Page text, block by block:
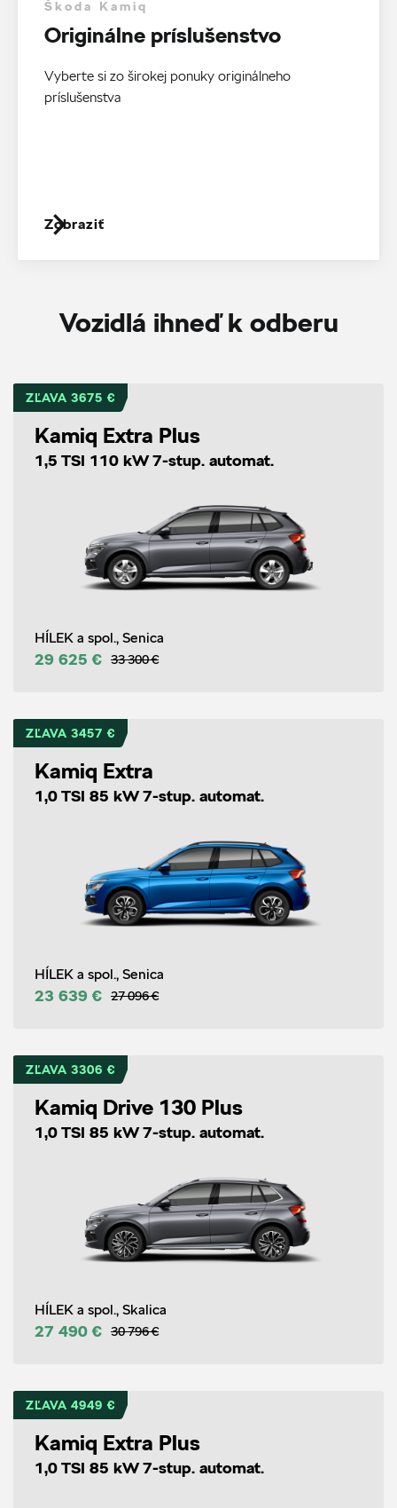
Škoda Kamiq
Originálne príslušenstvo
Vyberte si zo širokej ponuky originálneho
príslušenstva
Zobraziť
Vozidlá ihneď k odberu
ZĽAVA 3675 €
Kamiq Extra Plus
1,5 TSI 110 kW 7-stup. automat.
HÍLEK a spol., Senica
29 625 € 33 300 €
ZĽAVA 3457 €
Kamiq Extra
1,0 TSI 85 kW 7-stup. automat.
HÍLEK a spol., Senica
23 639 € 27 096 €
ZĽAVA 3306 €
Kamiq Drive 130 Plus
1,0 TSI 85 kW 7-stup. automat.
HÍLEK a spol., Skalica
27 490 € 30 796 €
ZĽAVA 4949 €
Kamiq Extra Plus
1,0 TSI 85 kW 7-stup. automat.